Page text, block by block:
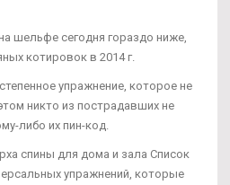
шельфе сегодня гораздо ниже,
котировок в 2014 г.
упражнение, которое не
никто из пострадавших не
либо их пин-код.
спины для дома и зала Список
упражнений, которые